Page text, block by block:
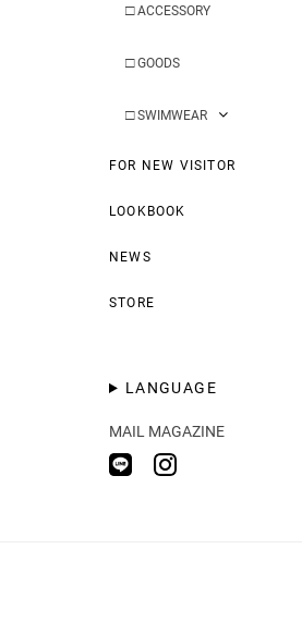
□ ACCESSORY
□ GOODS
□ SWIMWEAR
FOR NEW VISITOR
LOOKBOOK
NEWS
STORE
LANGUAGE
MAIL MAGAZINE